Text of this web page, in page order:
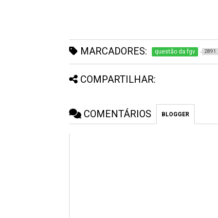
MARCADORES: questão da fgv 2891
COMPARTILHAR:
COMENTÁRIOS BLOGGER